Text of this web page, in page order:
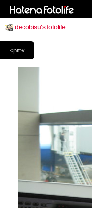
decobisu's fotolife
<prev